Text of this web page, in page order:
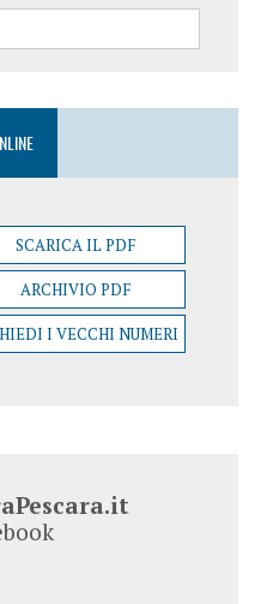
SCARICA IL PDF
ARCHIVIO PDF
I VECCHI NUMERI